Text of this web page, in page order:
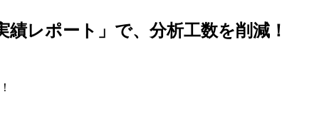
レポート」で、分析工数を削減！